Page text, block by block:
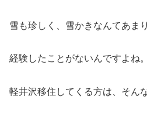
雪も珍しく、雪かきなんてあまり
経験したことがないんですよね。
軽井沢移住してくる方は、そん